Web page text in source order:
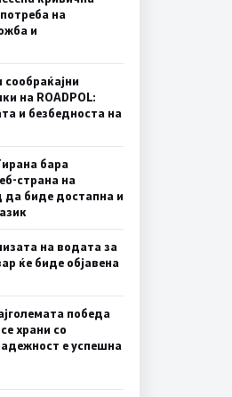
на
и
на ROADPOL:
и безбедноста на
бара
страна на
биде достапна и
на водата за
ќе биде објавена
победа
храни со
е успешна